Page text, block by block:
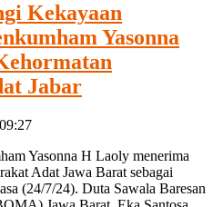
Kekayaan
Yasonna
Jabar
Yasonna H Laoly menerima
Adat Jawa Barat sebagai
(24/7/24). Duta Sawala Baresan